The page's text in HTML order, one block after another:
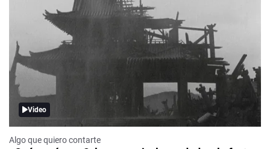
Video
Algo que quiero contarte